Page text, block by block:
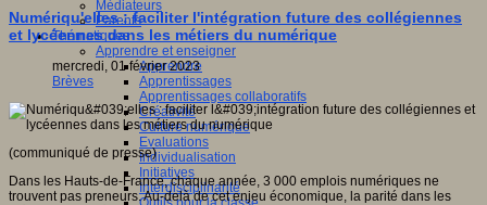
Médiateurs
Parents
Thématiques
Apprendre et enseigner
Apprendre
Apprentissages
Apprentissages collaboratifs
Créativité
Culture numérique
Evaluations
Individualisation
Initiatives
Interdisciplinarité
Numériqu'elles : faciliter l'intégration future des collégiennes
et lycéennes dans les métiers du numérique
mercredi, 01 février 2023
Brèves
(communiqué de presse)
Dans les Hauts-de-France, chaque année, 3 000 emplois numériques ne
trouvent pas preneurs. Au-delà de cet enjeu économique, la parité dans les